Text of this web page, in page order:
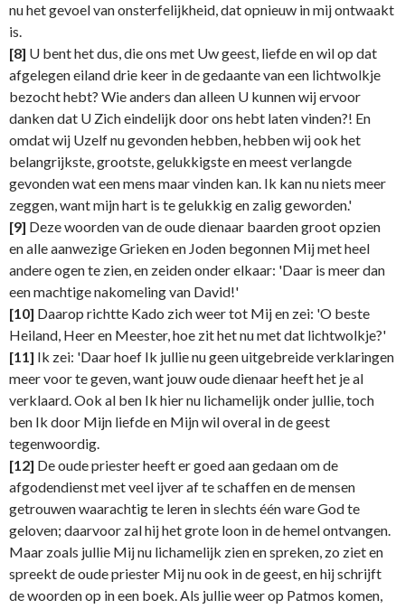
nu het gevoel van onsterfelijkheid, dat opnieuw in mij ontwaakt
is.
[8] U bent het dus, die ons met Uw geest, liefde en wil op dat
afgelegen eiland drie keer in de gedaante van een lichtwolkje
bezocht hebt? Wie anders dan alleen U kunnen wij ervoor
danken dat U Zich eindelijk door ons hebt laten vinden?! En
omdat wij Uzelf nu gevonden hebben, hebben wij ook het
belangrijkste, grootste, gelukkigste en meest verlangde
gevonden wat een mens maar vinden kan. Ik kan nu niets meer
zeggen, want mijn hart is te gelukkig en zalig geworden.'
[9] Deze woorden van de oude dienaar baarden groot opzien
en alle aanwezige Grieken en Joden begonnen Mij met heel
andere ogen te zien, en zeiden onder elkaar: 'Daar is meer dan
een machtige nakomeling van David!'
[10] Daarop richtte Kado zich weer tot Mij en zei: 'O beste
Heiland, Heer en Meester, hoe zit het nu met dat lichtwolkje?'
[11] Ik zei: 'Daar hoef Ik jullie nu geen uitgebreide verklaringen
meer voor te geven, want jouw oude dienaar heeft het je al
verklaard. Ook al ben Ik hier nu lichamelijk onder jullie, toch
ben Ik door Mijn liefde en Mijn wil overal in de geest
tegenwoordig.
[12] De oude priester heeft er goed aan gedaan om de
afgodendienst met veel ijver af te schaffen en de mensen
getrouwen waarachtig te leren in slechts één ware God te
geloven; daarvoor zal hij het grote loon in de hemel ontvangen.
Maar zoals jullie Mij nu lichamelijk zien en spreken, zo ziet en
spreekt de oude priester Mij nu ook in de geest, en hij schrijft
de woorden op in een boek. Als jullie weer op Patmos komen,